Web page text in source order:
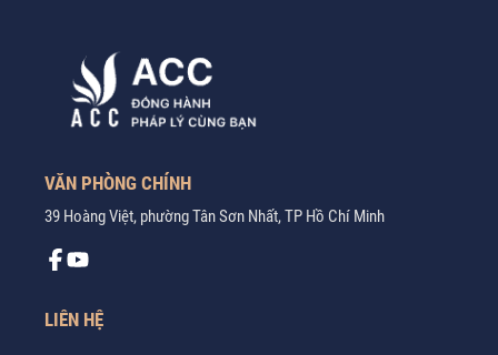
VĂN PHÒNG CHÍNH
39 Hoàng Việt, phường Tân Sơn Nhất, TP Hồ Chí Minh
LIÊN HỆ